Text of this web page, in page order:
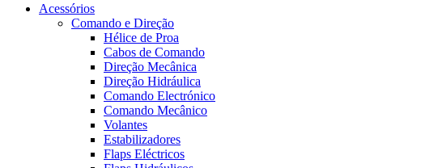
Acessórios
Comando e Direção
Hélice de Proa
Cabos de Comando
Direção Mecânica
Direção Hidráulica
Comando Electrónico
Comando Mecânico
Volantes
Estabilizadores
Flaps Eléctricos